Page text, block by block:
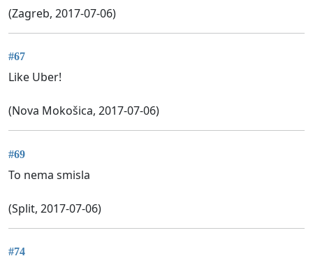
(Zagreb, 2017-07-06)
#67
Like Uber!
(Nova Mokošica, 2017-07-06)
#69
To nema smisla
(Split, 2017-07-06)
#74